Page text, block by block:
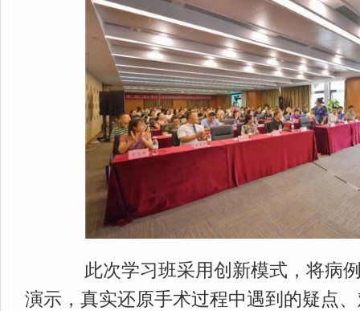
此次学习班采用创新模式，将病例
演示，真实还原手术过程中遇到的疑点